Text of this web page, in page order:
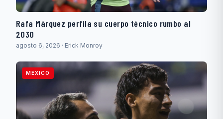
Rafa Márquez perfila su cuerpo técnico rumbo al
2030
agosto 6, 2026 · Erick Monroy
MÉXICO